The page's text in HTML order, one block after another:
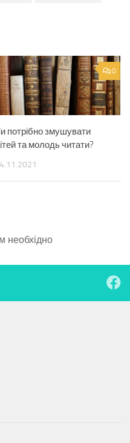
0
потрібно змушувати
та молодь читати?
необхідно